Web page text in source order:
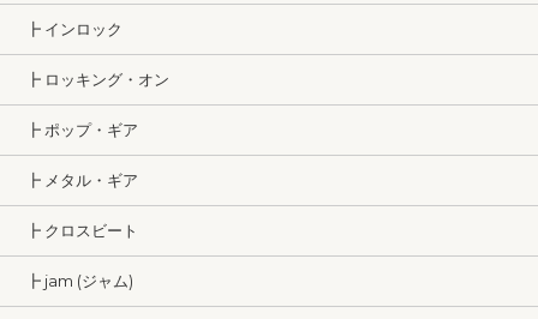
┣ インロック
┣ ロッキング・オン
┣ ポップ・ギア
┣ メタル・ギア
┣ クロスビート
┣ jam (ジャム)